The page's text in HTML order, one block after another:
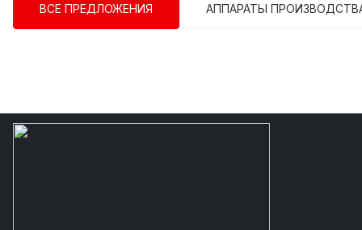
ВСЕ ПРЕДЛОЖЕНИЯ АППАРАТЫ